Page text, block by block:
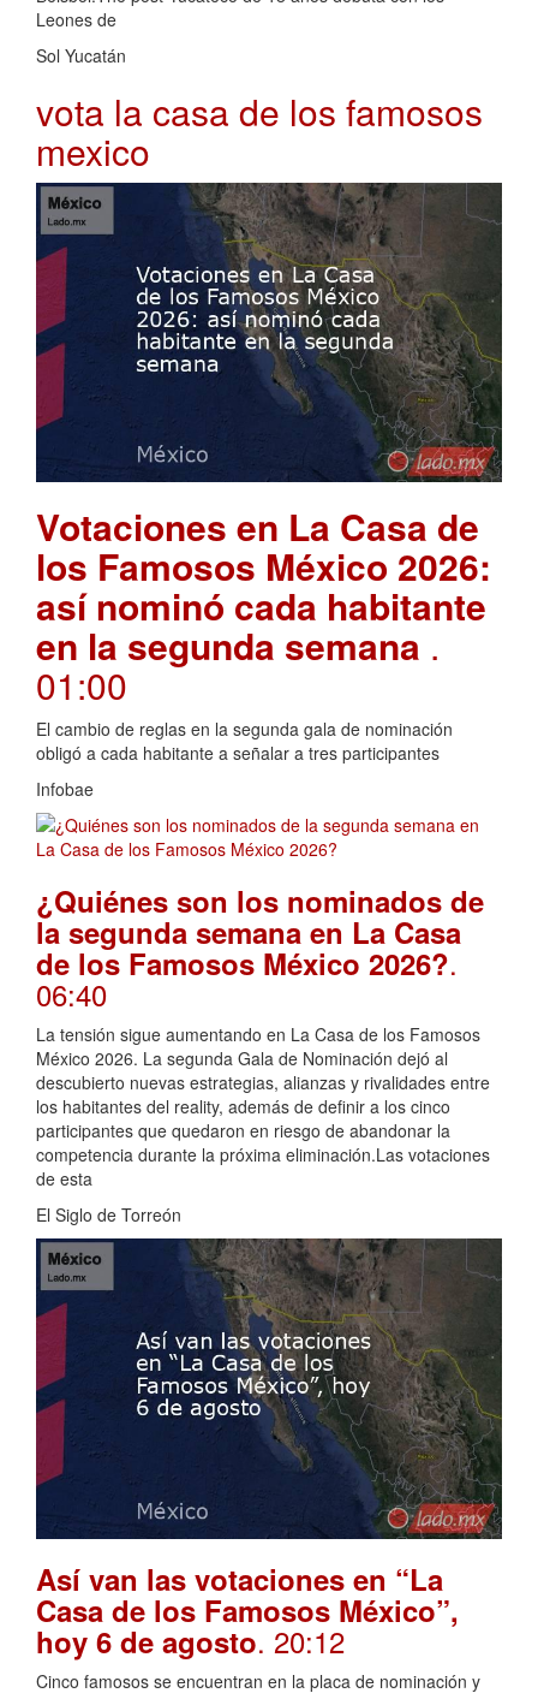
Leones de
Sol Yucatán
vota la casa de los famosos
mexico
Votaciones en La Casa de
los Famosos México 2026:
así nominó cada habitante
en la segunda semana .
01:00
El cambio de reglas en la segunda gala de nominación
obligó a cada habitante a señalar a tres participantes
Infobae
¿Quiénes son los nominados de
la segunda semana en La Casa
de los Famosos México 2026?.
06:40
La tensión sigue aumentando en La Casa de los Famosos
México 2026. La segunda Gala de Nominación dejó al
descubierto nuevas estrategias, alianzas y rivalidades entre
los habitantes del reality, además de definir a los cinco
participantes que quedaron en riesgo de abandonar la
competencia durante la próxima eliminación.Las votaciones
de esta
El Siglo de Torreón
Así van las votaciones en “La
Casa de los Famosos México”,
hoy 6 de agosto. 20:12
Cinco famosos se encuentran en la placa de nominación y